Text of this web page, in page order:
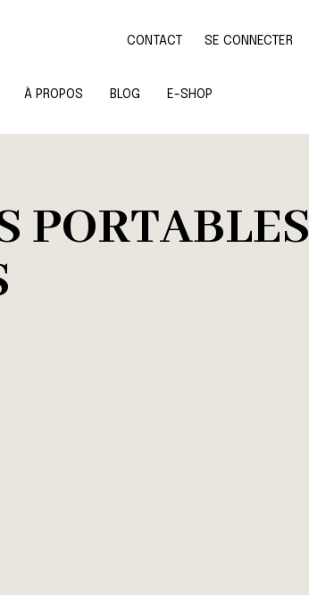
CONTACT SE CONNECTER
À PROPOS BLOG E-SHOP
PORTABLES